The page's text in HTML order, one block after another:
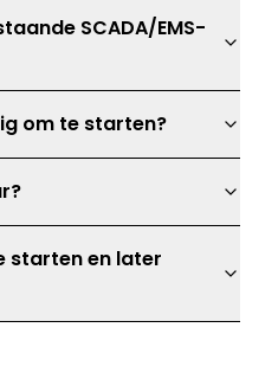
SCADA/EMS-
om te starten?
starten en later